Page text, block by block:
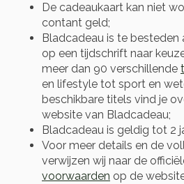
De cadeaukaart kan niet
contant geld;
Bladcadeau is te
op een tijdschrift naar
meer dan 90 verschillende
en lifestyle tot sport en
beschikbare titels vind je
website van Bladcadeau;
Bladcadeau is geldig tot 2
Voor meer details en de
verwijzen wij naar de
voorwaarden op de